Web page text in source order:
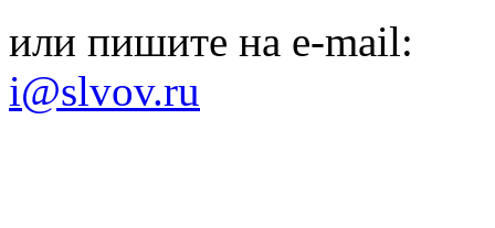
или пишите на e-mail:
i@slvov.ru